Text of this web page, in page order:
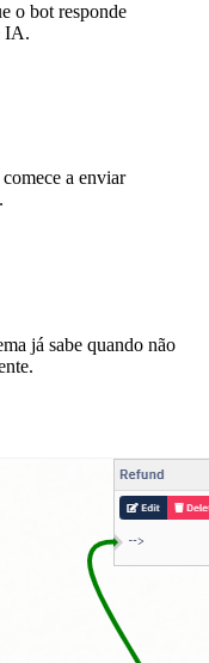
o bot responde
IA.
a enviar
já sabe quando não